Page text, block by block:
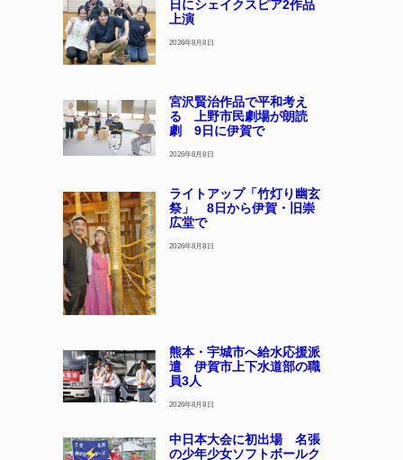
日にシェイクスピア2作品
上演
2026年8月8日
宮沢賢治作品で平和考え
る 上野市民劇場が朗読
劇 9日に伊賀で
2026年8月8日
ライトアップ「竹灯り幽玄
祭」 8日から伊賀・旧崇
広堂で
2026年8月8日
熊本・宇城市へ給水応援派
遣 伊賀市上下水道部の職
員3人
2026年8月8日
中日本大会に初出場 名張
の少年少女ソフトボールク